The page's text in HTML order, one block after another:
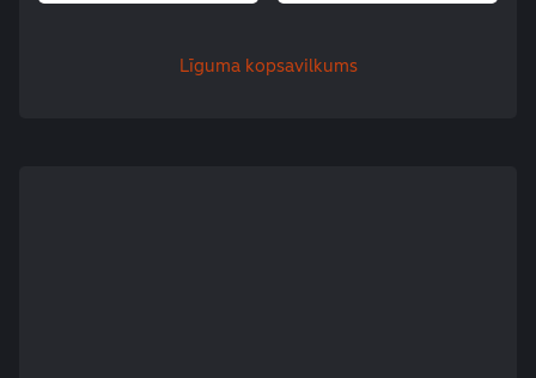
Līguma kopsavilkums